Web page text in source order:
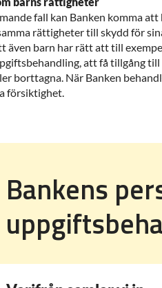
fall kan Banken komma
rättigheter till skydd för
även barn har rätt att till
att få tillgång
borttagna. När Banken
försiktighet.
Bankens